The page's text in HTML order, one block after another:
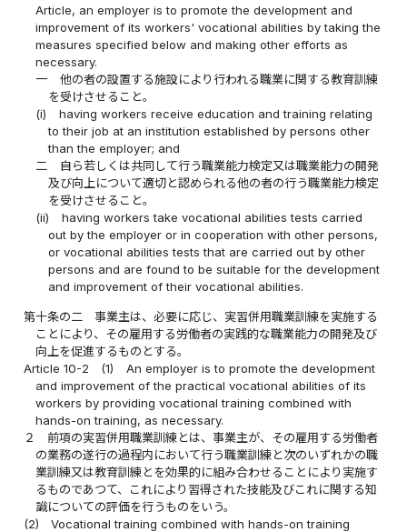
Article, an employer is to promote the development and
improvement of its workers' vocational abilities by taking the
measures specified below and making other efforts as
necessary.
一
他の者の設置する施設により行われる職業に関する教育訓練
を受けさせること。
(i)
having workers receive education and training relating
to their job at an institution established by persons other
than the employer; and
二
自ら若しくは共同して行う職業能力検定又は職業能力の開発
及び向上について適切と認められる他の者の行う職業能力検定
を受けさせること。
(ii)
having workers take vocational abilities tests carried
out by the employer or in cooperation with other persons,
or vocational abilities tests that are carried out by other
persons and are found to be suitable for the development
and improvement of their vocational abilities.
第十条の二
事業主は、必要に応じ、実習併用職業訓練を実施する
ことにより、その雇用する労働者の実践的な職業能力の開発及び
向上を促進するものとする。
Article 10-2
(1)
An employer is to promote the development
and improvement of the practical vocational abilities of its
workers by providing vocational training combined with
hands-on training, as necessary.
２
前項の実習併用職業訓練とは、事業主が、その雇用する労働者
の業務の遂行の過程内において行う職業訓練と次のいずれかの職
業訓練又は教育訓練とを効果的に組み合わせることにより実施す
るものであつて、これにより習得された技能及びこれに関する知
識についての評価を行うものをいう。
(2)
Vocational training combined with hands-on training